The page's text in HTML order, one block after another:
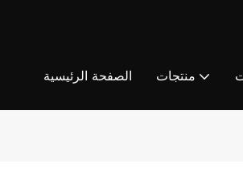
الصفحة الرئيسية منتجات